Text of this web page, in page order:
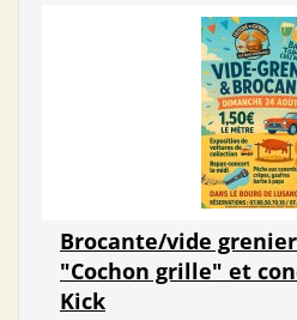
Brocante/vide
"Cochon grille" et
Kick